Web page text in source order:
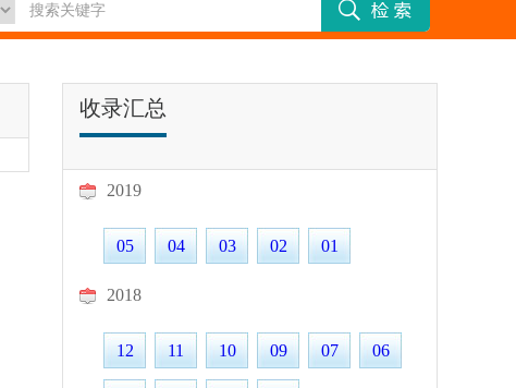
收录汇总
2019
05 04 03 02 01
2018
12 11 10 09 07 06